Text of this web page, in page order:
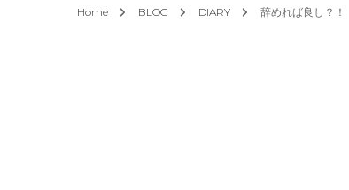
Home BLOG DIARY 辞めれば良し？！